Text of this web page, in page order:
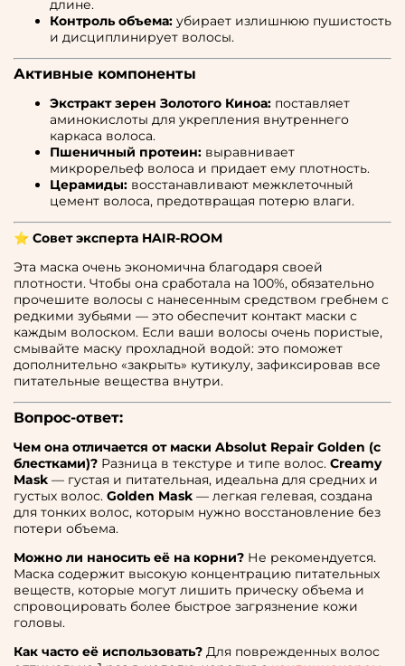
длине.
Контроль объема: убирает излишнюю пушистость
и дисциплинирует волосы.
Активные компоненты
Экстракт зерен Золотого Киноа: поставляет
аминокислоты для укрепления внутреннего
каркаса волоса.
Пшеничный протеин: выравнивает
микрорельеф волоса и придает ему плотность.
Церамиды: восстанавливают межклеточный
цемент волоса, предотвращая потерю влаги.
⭐ Совет эксперта HAIR-ROOM
Эта маска очень экономична благодаря своей
плотности. Чтобы она сработала на 100%, обязательно
прочешите волосы с нанесенным средством гребнем с
редкими зубьями — это обеспечит контакт маски с
каждым волоском. Если ваши волосы очень пористые,
смывайте маску прохладной водой: это поможет
дополнительно «закрыть» кутикулу, зафиксировав все
питательные вещества внутри.
Вопрос-ответ:
Чем она отличается от маски Absolut Repair Golden (с
блестками)? Разница в текстуре и типе волос. Creamy
Mask — густая и питательная, идеальна для средних и
густых волос. Golden Mask — легкая гелевая, создана
для тонких волос, которым нужно восстановление без
потери объема.
Можно ли наносить её на корни? Не рекомендуется.
Маска содержит высокую концентрацию питательных
веществ, которые могут лишить прическу объема и
спровоцировать более быстрое загрязнение кожи
головы.
Как часто её использовать? Для поврежденных волос